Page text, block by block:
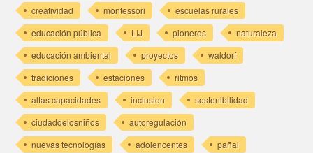
creatividad
montessori
escuelas rurales
educación pública
LIJ pioneros
naturaleza
educación ambiental
proyectos
waldorf
tradiciones
estaciones
ritmos
altas capacidades
inclusion
sostenibilidad
ciudaddelosniños
autoregulación
nuevas tecnologías
adolencentes
pañal